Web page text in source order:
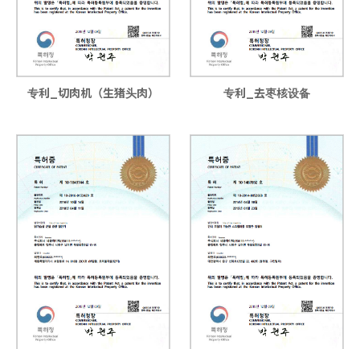
专利_切肉机（生猪头肉） 专利_去枣核设备